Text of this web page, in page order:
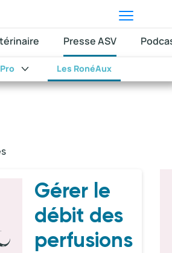
Presse ASV
Les RonéAux
Gérer le
débit des
perfusions